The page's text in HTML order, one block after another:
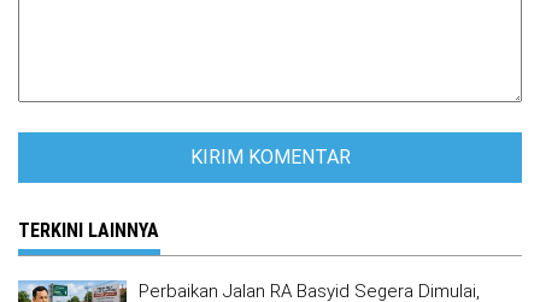
TERKINI LAINNYA
Perbaikan Jalan RA Basyid Segera Dimulai,